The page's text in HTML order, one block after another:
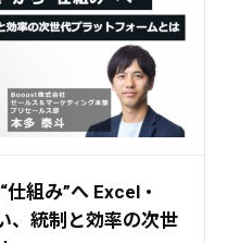
組み”へ Excel・
、統制と効率の次世